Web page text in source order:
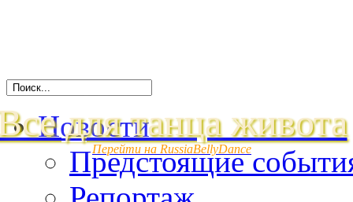
для танца живота
Перейти на RussiaBellyDance
Новости
Предстоящие